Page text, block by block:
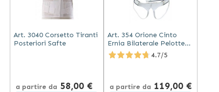
Art. 3040 Corsetto Tiranti
Posteriori Safte
a partire da 58,00 €
Art. 354 Orione Cinto
Ernia Bilaterale Pelotte
Piatte in Pelle4.7/5
a partire da 119,00 €